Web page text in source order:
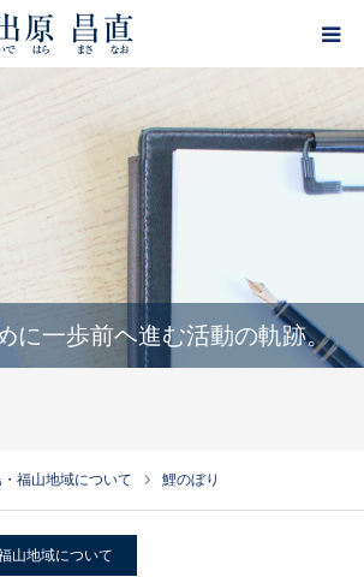
に一歩前ヘ進む活動の軌跡。
・福山地域について 鯉のぼり
山地域について
箱